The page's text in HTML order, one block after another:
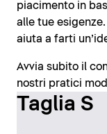
piacimento in
alle tue
aiuta a farti
Avvia subito il
nostri pratici
Taglia S